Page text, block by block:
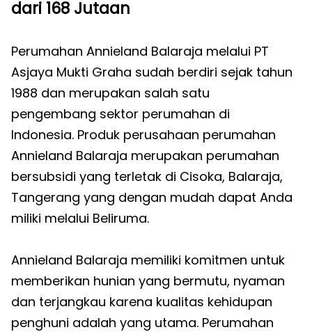
dari 168 Jutaan
Perumahan Annieland Balaraja melalui PT
Asjaya Mukti Graha sudah berdiri sejak tahun
1988 dan merupakan salah satu
pengembang sektor perumahan di
Indonesia. Produk perusahaan perumahan
Annieland Balaraja merupakan perumahan
bersubsidi yang terletak di Cisoka, Balaraja,
Tangerang yang dengan mudah dapat Anda
miliki melalui Beliruma.
Annieland Balaraja memiliki komitmen untuk
memberikan hunian yang bermutu, nyaman
dan terjangkau karena kualitas kehidupan
penghuni adalah yang utama. Perumahan